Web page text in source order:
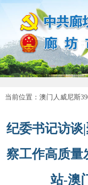
当前位置： 澳门人威尼斯
纪委书记访谈
察工作高质量
站-澳